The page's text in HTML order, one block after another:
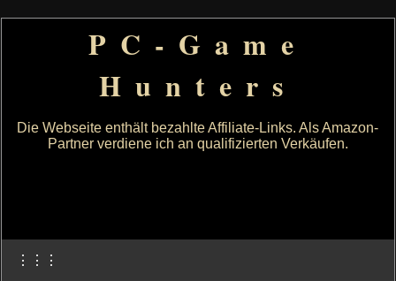
PC-Game
Hunters
Die Webseite enthält bezahlte Affiliate-Links. Als Amazon-
Partner verdiene ich an qualifizierten Verkäufen.
⋮⋮⋮